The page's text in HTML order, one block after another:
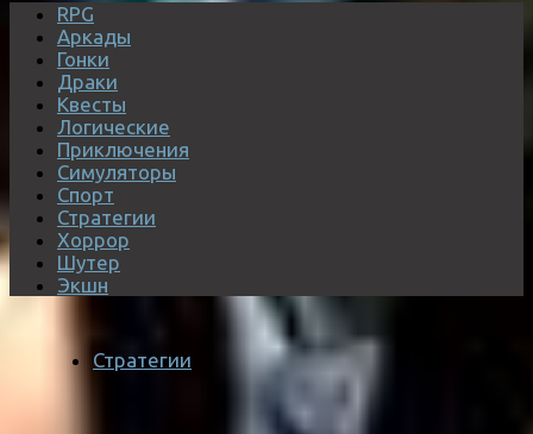
RPG
Аркады
Гонки
Драки
Квесты
Логические
Приключения
Симуляторы
Спорт
Стратегии
Хоррор
Шутер
Экшн
Стратегии